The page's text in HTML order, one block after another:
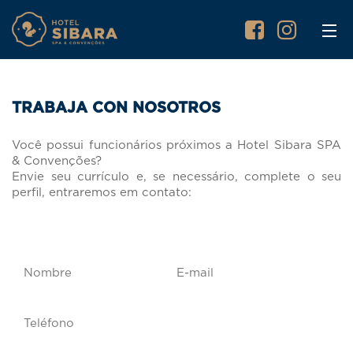
TRABAJA CON NOSOTROS
Você possui funcionários próximos a Hotel Sibara SPA
& Convenções?
Envie seu currículo e, se necessário, complete o seu
perfil, entraremos em contato: